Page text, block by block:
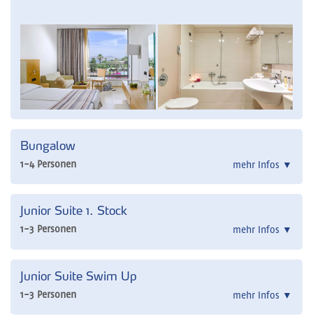
Bungalow
1-4 Personen mehr Infos ▼
Junior Suite 1. Stock
1-3 Personen mehr Infos ▼
Junior Suite Swim Up
1-3 Personen mehr Infos ▼